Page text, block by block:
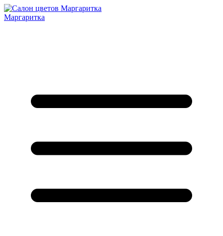
Маргаритка